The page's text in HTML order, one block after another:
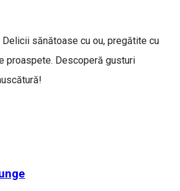
Delicii sănătoase cu ou, pregătite cu
proaspete. Descoperă gusturi